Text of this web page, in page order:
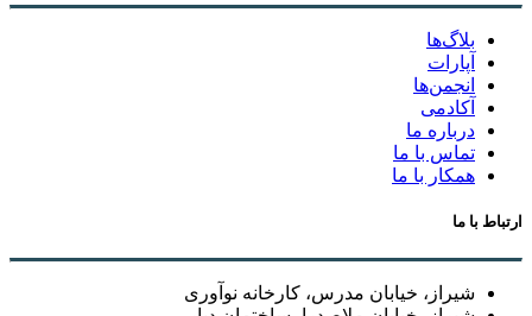
بلاگ‌ها
آپارات
انجمن‌ها
آکادمی
درباره ما
تماس با ما
همکار با ما
ارتباط با ما
شیراز، خیابان مدرس، کارخانه نوآوری